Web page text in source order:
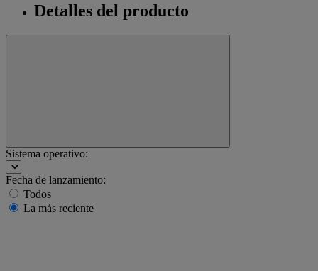
Detalles del producto
Sistema operativo:
Fecha de lanzamiento:
Todos
La más reciente